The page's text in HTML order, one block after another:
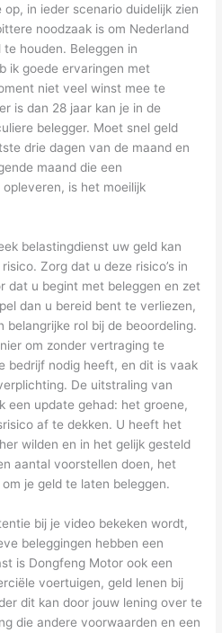
in ieder scenario duidelijk zien
noodzaak is om Nederland
houden. Beleggen in
ik goede ervaringen met
niet veel winst mee te
is dan 28 jaar kan je in de
belegger. Moet snel geld
drie dagen van de maand en
maand die een
is het moeilijk
belastingdienst uw geld kan
Zorg dat u deze risico’s in
dat u begint met beleggen en zet
dan u bereid bent te verliezen,
belangrijke rol bij de beoordeling.
om zonder vertraging te
bedrijf nodig heeft, en dit is vaak
De uitstraling van
een update gehad: het groene,
af te dekken. U heeft het
wilden en in het gelijk gesteld
aantal voorstellen doen, het
je geld te laten beleggen.
bij je video bekeken wordt,
beleggingen hebben een
is Dongfeng Motor ook een
voertuigen, geld lenen bij
dit kan door jouw lening over te
die andere voorwaarden en een